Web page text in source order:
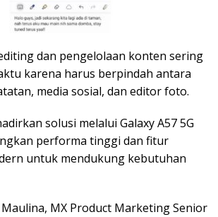
dan pengelolaan konten sering
karena harus berpindah antara
media sosial, dan editor foto.
solusi melalui Galaxy A57 5G
performa tinggi dan fitur
untuk mendukung kebutuhan
MX Product Marketing Senior